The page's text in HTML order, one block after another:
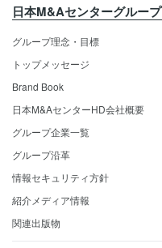
日本M&Aセンターグループ
グループ理念・目標
トップメッセージ
Brand Book
日本M&AセンターHD会社概要
グループ企業一覧
グループ沿革
情報セキュリティ方針
紹介メディア情報
関連出版物